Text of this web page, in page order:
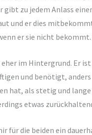
gibt zu jedem Anlass
und er dies
er sie nicht bekommt.
im Hintergrund. Er
und benötigt,
hat, als stetig und
etwas
für die beiden ein